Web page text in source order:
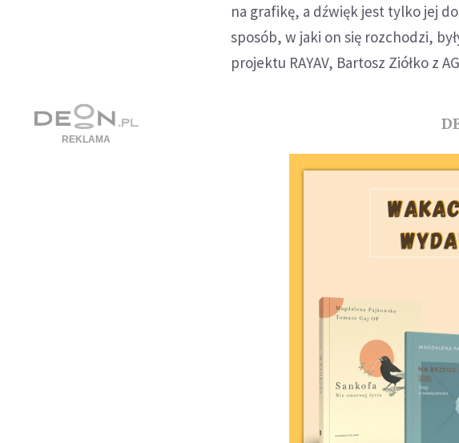
na grafikę, a dźwięk jest tylko jej
sposób, w jaki on się rozchodzi,
projektu RAYAV, Bartosz Ziółko z